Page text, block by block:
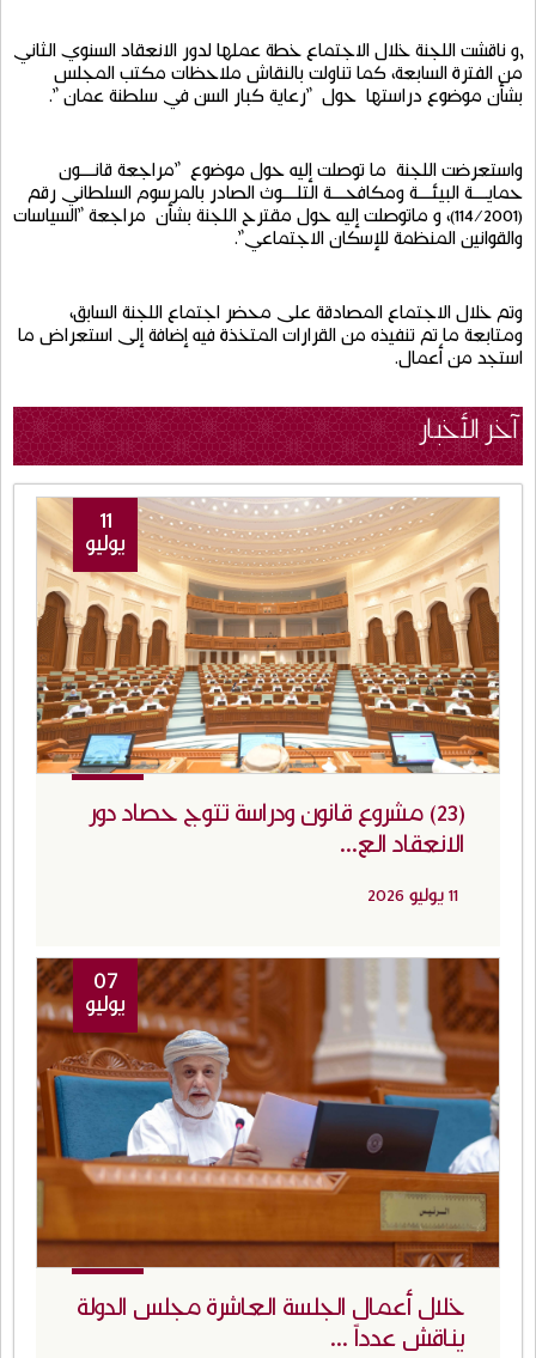
,وناقشتاللجنةخلالالاجتماعخطةعملهالدورالانعقادالسنويالثاني
منالفترةالسابعة،كماتناولتبالنقاشملاحظاتمكتبالمجلس
بشأنموضوعدراستها حول "رعايةكبارالسنفيسلطنةعمان".
واستعرضتاللجنة ماتوصلتإليهحولموضوع "مراجعةقانــــون
حمايــــةالبيئــــةومكافحــــةالتلــــوثالصادربالمرسومالسلطانيرقم
(114/2001) ،وماتوصلتإليهحولمقترحاللجنةبشأن مراجعة"السياسات
والقوانينالمنظمةللإسكانالاجتماعي".
وتمخلالالاجتماعالمصادقةعلى محضراجتماعاللجنةالسابق،
ومتابعةماتمتنفيذهمنالقراراتالمتخذةفيهإضافةإلىاستعراضما
استجدمنأعمال.
آخر الأخبار
11
يوليو
(23) مشروع قانون ودراسة تتوج حصاد دور
الانعقاد الع...
11 يوليو 2026
07
يوليو
خلال أعمال الجلسة العاشرة مجلس الدولة
يناقش عدداً ...